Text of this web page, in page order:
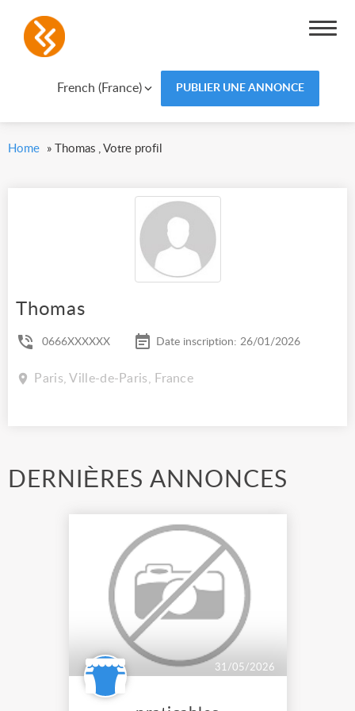
French (France) PUBLIER UNE ANNONCE
Home » Thomas , Votre profil
Thomas
0666XXXXXX Date inscription: 26/01/2026
Paris, Ville-de-Paris, France
DERNIÈRES ANNONCES
31/05/2026